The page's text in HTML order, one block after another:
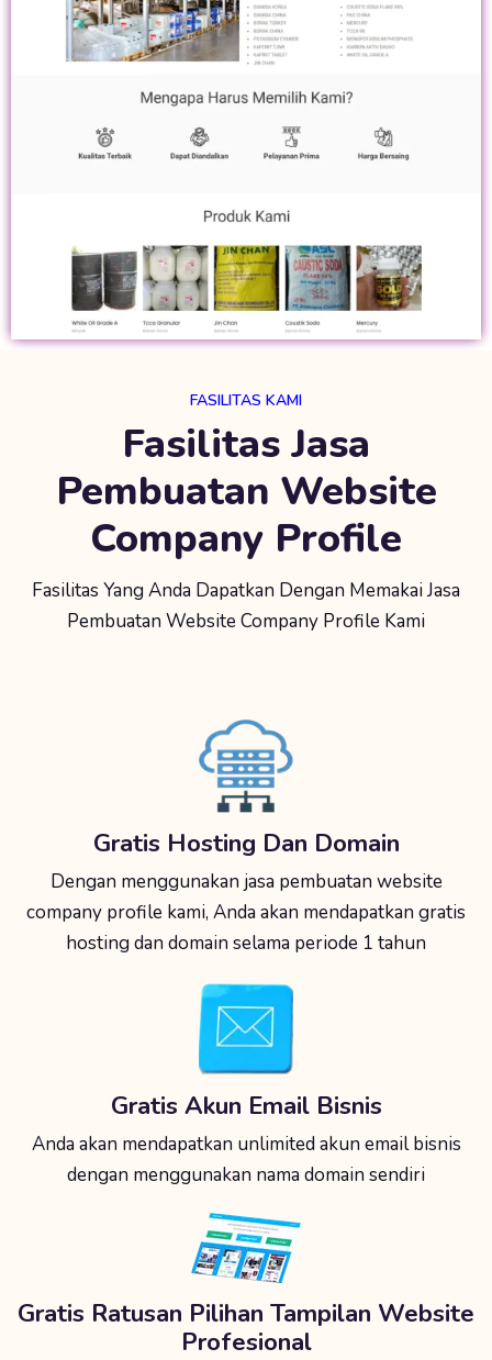
FASILITAS KAMI
Fasilitas Jasa
Pembuatan Website
Company Profile
Fasilitas Yang Anda Dapatkan Dengan Memakai Jasa
Pembuatan Website Company Profile Kami
Gratis Hosting Dan Domain
Dengan menggunakan jasa pembuatan website
company profile kami, Anda akan mendapatkan gratis
hosting dan domain selama periode 1 tahun
Gratis Akun Email Bisnis
Anda akan mendapatkan unlimited akun email bisnis
dengan menggunakan nama domain sendiri
Gratis Ratusan Pilihan Tampilan Website
Profesional